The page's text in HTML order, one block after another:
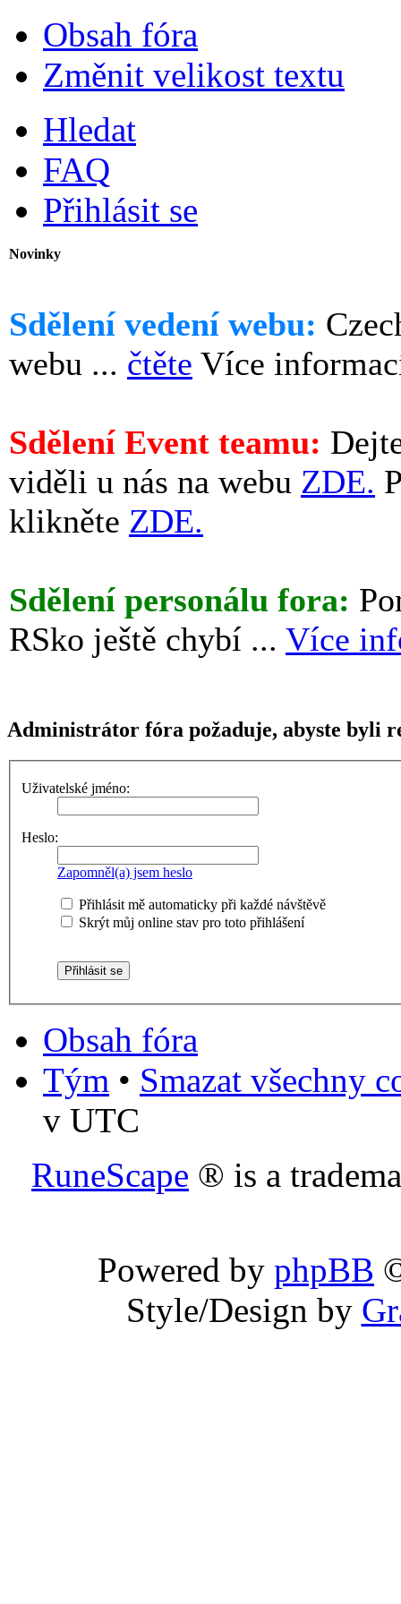
Obsah fóra
Změnit velikost textu
Hledat
FAQ
Přihlásit se
Novinky
Sdělení vedení webu:
webu ... čtěte Více
Sdělení Event teamu:
viděli u nás na webu ZDE.
klikněte ZDE.
Sdělení personálu fora:
RSko ještě chybí ... Více
Administrátor fóra požaduje, abyste byli
Uživatelské jméno:
Heslo:
Zapomněl(a) jsem heslo
Přihlásit mě automaticky při každé návštěvě
Skrýt můj online stav pro toto přihlášení
Obsah fóra
Tým • Smazat všechny
v UTC
RuneScape ® is a
Powered by phpBB
Style/Design by